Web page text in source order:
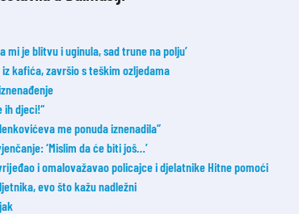
mi je blitvu i uginula, sad trune na polju’
kafića, završio s teškim ozljedama
ih djeci!“
me ponuda iznenadila”
‘Mislim da će biti još…’
i omalovažavao policajce i djelatnike Hitne pomoći
evo što kažu nadležni